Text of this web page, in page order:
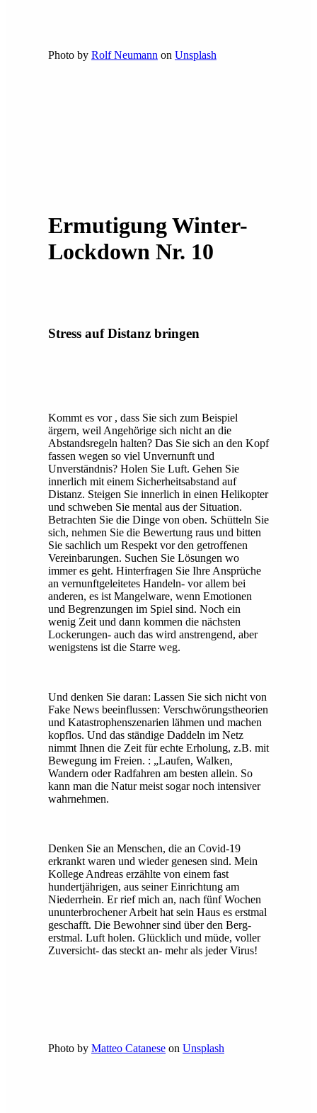
Photo by Rolf Neumann on Unsplash
Ermutigung Winter-
Lockdown Nr. 10
Stress auf Distanz bringen
Kommt es vor , dass Sie sich zum Beispiel
ärgern, weil Angehörige sich nicht an die
Abstandsregeln halten? Das Sie sich an den Kopf
fassen wegen so viel Unvernunft und
Unverständnis? Holen Sie Luft. Gehen Sie
innerlich mit einem Sicherheitsabstand auf
Distanz. Steigen Sie innerlich in einen Helikopter
und schweben Sie mental aus der Situation.
Betrachten Sie die Dinge von oben. Schütteln Sie
sich, nehmen Sie die Bewertung raus und bitten
Sie sachlich um Respekt vor den getroffenen
Vereinbarungen. Suchen Sie Lösungen wo
immer es geht. Hinterfragen Sie Ihre Ansprüche
an vernunftgeleitetes Handeln- vor allem bei
anderen, es ist Mangelware, wenn Emotionen
und Begrenzungen im Spiel sind. Noch ein
wenig Zeit und dann kommen die nächsten
Lockerungen- auch das wird anstrengend, aber
wenigstens ist die Starre weg.
Und denken Sie daran: Lassen Sie sich nicht von
Fake News beeinflussen: Verschwörungstheorien
und Katastrophenszenarien lähmen und machen
kopflos. Und das ständige Daddeln im Netz
nimmt Ihnen die Zeit für echte Erholung, z.B. mit
Bewegung im Freien. : „Laufen, Walken,
Wandern oder Radfahren am besten allein. So
kann man die Natur meist sogar noch intensiver
wahrnehmen.
Denken Sie an Menschen, die an Covid-19
erkrankt waren und wieder genesen sind. Mein
Kollege Andreas erzählte von einem fast
hundertjährigen, aus seiner Einrichtung am
Niederrhein. Er rief mich an, nach fünf Wochen
ununterbrochener Arbeit hat sein Haus es erstmal
geschafft. Die Bewohner sind über den Berg-
erstmal. Luft holen. Glücklich und müde, voller
Zuversicht- das steckt an- mehr als jeder Virus!
Photo by Matteo Catanese on Unsplash